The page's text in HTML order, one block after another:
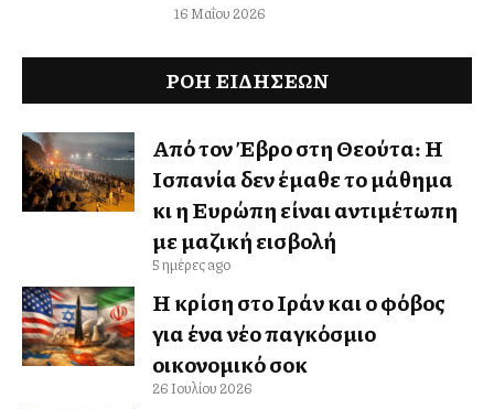
16 Μαΐου 2026
ΡΟΗ ΕΙΔΉΣΕΩΝ
Από τον Έβρο στη Θεούτα: Η
Ισπανία δεν έμαθε το μάθημα
κι η Ευρώπη είναι αντιμέτωπη
με μαζική εισβολή
5 ημέρες ago
Η κρίση στο Ιράν και ο φόβος
για ένα νέο παγκόσμιο
οικονομικό σοκ
26 Ιουλίου 2026